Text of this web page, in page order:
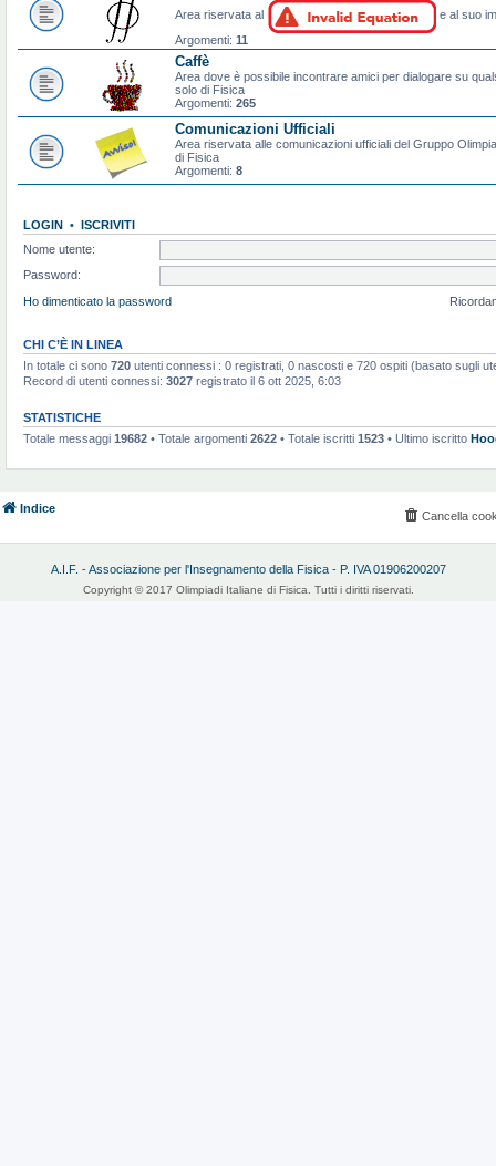
Area riservata al
e al suo
Argomenti: 11
Caffè
Area dove è possibile incontrare amici per dialogare su
solo di Fisica
Argomenti: 265
Comunicazioni Ufficiali
Area riservata alle comunicazioni ufficiali del Gruppo
di Fisica
Argomenti: 8
LOGIN • ISCRIVITI
Nome utente:
Password:
Ho dimenticato la password
CHI C’È IN LINEA
In totale ci sono 720 utenti connessi : 0 registrati, 0 nascosti e 720 ospiti (basato sugli
Record di utenti connessi: 3027 registrato il 6 ott 2025, 6:03
STATISTICHE
Totale messaggi 19682 • Totale argomenti 2622 • Totale iscritti 1523 • Ultimo iscritto
Indice
Cancella
A.I.F. - Associazione per l'Insegnamento della Fisica - P. IVA 01906200207
Copyright © 2017 Olimpiadi Italiane di Fisica. Tutti i diritti riservati.